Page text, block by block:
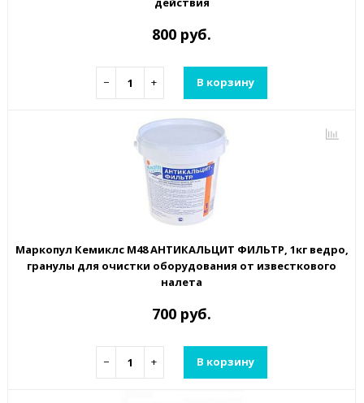
800 руб.
− + В корзину
Маркопул Кемиклс М48 АНТИКАЛЬЦИТ ФИЛЬТР, 1кг ведро,
гранулы для очистки оборудования от известкового
налета
700 руб.
− + В корзину